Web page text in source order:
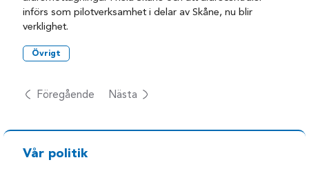
införs som pilotverksamhet i delar av Skåne, nu blir
verklighet.
Övrigt
Föregående Nästa
Vår politik